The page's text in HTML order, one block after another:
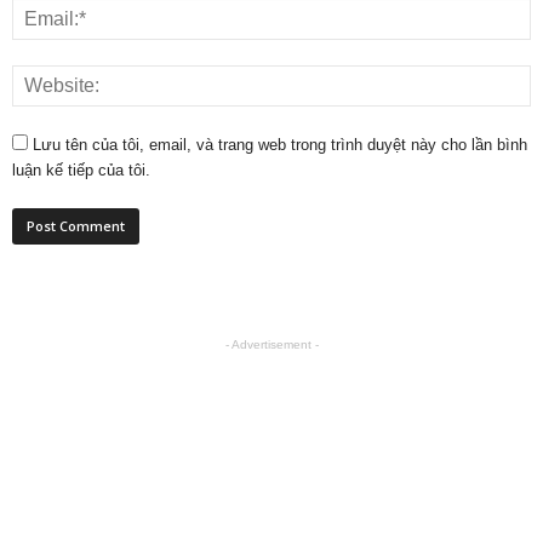
Lưu tên của tôi, email, và trang web trong trình duyệt này cho lần bình
luận kế tiếp của tôi.
- Advertisement -